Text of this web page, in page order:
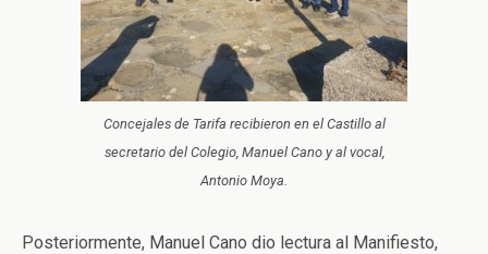
Concejales de Tarifa recibieron en el Castillo al
secretario del Colegio, Manuel Cano y al vocal,
Antonio Moya.
Posteriormente, Manuel Cano dio lectura al Manifiesto,